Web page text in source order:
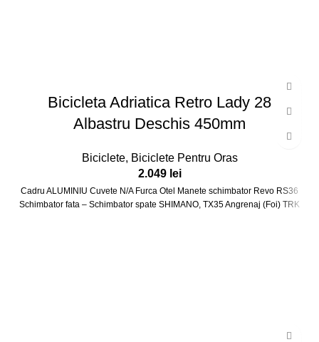
Bicicleta Adriatica Retro Lady 28
Albastru Deschis 450mm
Biciclete, Biciclete Pentru Oras
2.049 lei
Cadru ALUMINIU Cuvete N/A Furca Otel Manete schimbator Revo RS36
Schimbator fata – Schimbator spate SHIMANO, TX35 Angrenaj (Foi) TRK